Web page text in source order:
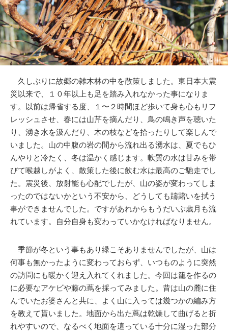
久しぶりに故郷の雑木林の中を散策しました。東日本大震
災以来で、１０年以上も足を踏み入れなかった事になりま
す。以前は帰省する度、１〜２時間ほど歩いて身も心もリフ
レッシュさせ、春には山芹を摘んだり、鳥の鳴き声を聴いた
り、湧き水を汲んだり、木の枝などを拾ったりして楽しんで
いました。山の中腹の岩の間から流れ出る湧水は、夏でもひ
んやりと冷たく、冬は温かく感じます。軟質の水は甘みを帯
びて喉越しがよく、散策した後に飲む水は最高のご馳走でし
た。震災後、放射能も心配でしたが、山の姿が変わってしま
ったのではないかという不安から、どうしても躊躇いを拭う
事ができませんでした。ですがあれからもうだいぶ歳月も流
れています。自分自身も変わっていかなければなりません。
季節が冬という事もあり緑こそありませんでしたが、山は
何事も無かったように変わっておらず、いつものように突然
の訪問にも暖かく迎え入れてくれました。今回は籠を作るの
に必要なアケビや藤の蔦を採ってみました。昔は山の麓に住
んでいたお婆さんと共に、よく山に入っては幾つかの編み方
を教えて貰いました。地面から出た蔦は乾燥して曲げると折
れやすいので、なるべく地面を這っている十分に湿った部分